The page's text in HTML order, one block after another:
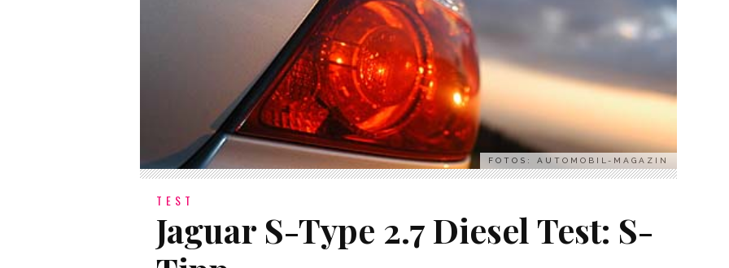
FOTOS: AUTOMOBIL-MAGAZIN
TEST
Jaguar S-Type 2.7 Diesel Test: S-